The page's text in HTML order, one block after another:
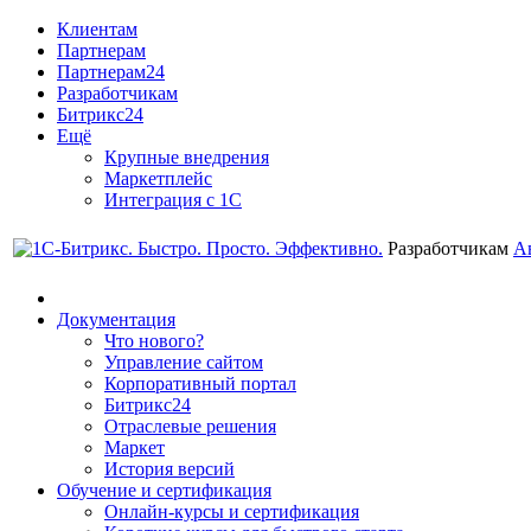
Клиентам
Партнерам
Партнерам24
Разработчикам
Битрикс24
Ещё
Крупные внедрения
Маркетплейс
Интеграция с 1С
Разработчикам
Документация
Что нового?
Управление сайтом
Корпоративный портал
Битрикс24
Отраслевые решения
Маркет
История версий
Обучение и сертификация
Онлайн-курсы и сертификация